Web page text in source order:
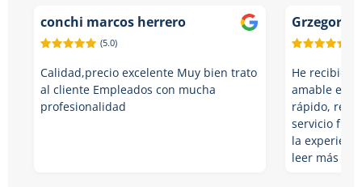
conchi marcos herrero
(5.0)
Calidad,precio excelente Muy bien trato
al cliente Empleados con mucha
profesionalidad
Grzegorz
He recibido
amable en
rápido,
servicio fue
la
leer más